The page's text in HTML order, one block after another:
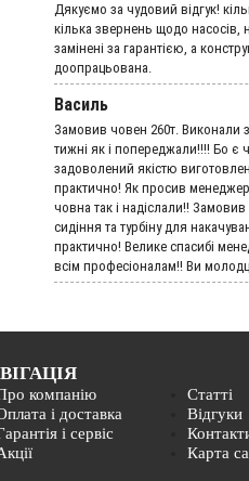
Дякуємо за чудовий вiдгук!
кілька звернень щодо насосів,
замінені за гарантією, а
доопрацьована.
Василь
Замовив човен 260т. Виконали
тижні як і попереджали!!!! Бо є
задоволений якістю
практично! Як просив
човна так і надіслали!!
сидіння та турбіну для
практично! Велике спасибі
всім професіоналам!! Ви
компанію
і доставка
і сервіс
Статті
Відгуки
Карта